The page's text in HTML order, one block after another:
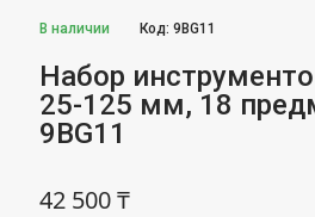
В наличии Код:9BG11
Набор
25-125 мм, 18
9BG11
42 500 ₸